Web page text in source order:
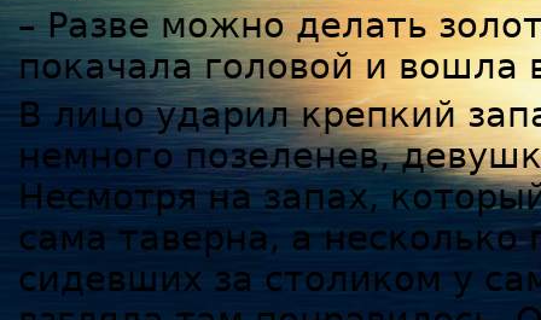
– Разве можно делать
покачала головой и вошла
В лицо ударил крепкий
немного позеленев,
Несмотря на запах,
сама таверна, а несколько
сидевших за столиком у